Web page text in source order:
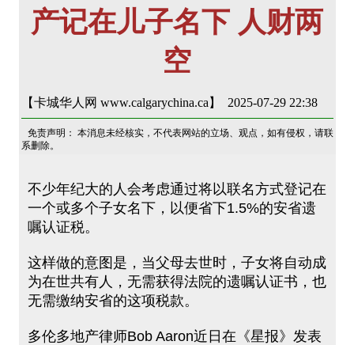
产记在儿子名下 人财两
空
【卡城华人网 www.calgarychina.ca】 2025-07-29 22:38
免责声明： 本消息未经核实，不代表网站的立场、观点，如有侵权，请联
系删除。
不少年纪大的人会考虑通过将以联名方式登记在
一个或多个子女名下，以便省下1.5%的安省遗
嘱认证税。
这样做的意图是，当父母去世时，子女将自动成
为在世共有人，无需获得法院的遗嘱认证书，也
无需缴纳安省的这项税款。
多伦多地产律师Bob Aaron近日在《星报》发表